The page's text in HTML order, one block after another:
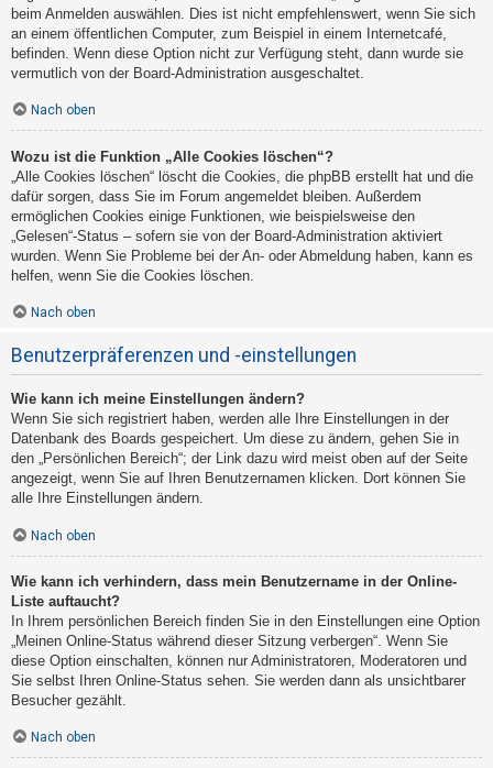
beim Anmelden auswählen. Dies ist nicht empfehlenswert, wenn Sie sich
an einem öffentlichen Computer, zum Beispiel in einem Internetcafé,
befinden. Wenn diese Option nicht zur Verfügung steht, dann wurde sie
vermutlich von der Board-Administration ausgeschaltet.
Nach oben
Wozu ist die Funktion „Alle Cookies löschen“?
„Alle Cookies löschen“ löscht die Cookies, die phpBB erstellt hat und die
dafür sorgen, dass Sie im Forum angemeldet bleiben. Außerdem
ermöglichen Cookies einige Funktionen, wie beispielsweise den
„Gelesen“-Status – sofern sie von der Board-Administration aktiviert
wurden. Wenn Sie Probleme bei der An- oder Abmeldung haben, kann es
helfen, wenn Sie die Cookies löschen.
Nach oben
Benutzerpräferenzen und -einstellungen
Wie kann ich meine Einstellungen ändern?
Wenn Sie sich registriert haben, werden alle Ihre Einstellungen in der
Datenbank des Boards gespeichert. Um diese zu ändern, gehen Sie in
den „Persönlichen Bereich“; der Link dazu wird meist oben auf der Seite
angezeigt, wenn Sie auf Ihren Benutzernamen klicken. Dort können Sie
alle Ihre Einstellungen ändern.
Nach oben
Wie kann ich verhindern, dass mein Benutzername in der Online-
Liste auftaucht?
In Ihrem persönlichen Bereich finden Sie in den Einstellungen eine Option
„Meinen Online-Status während dieser Sitzung verbergen“. Wenn Sie
diese Option einschalten, können nur Administratoren, Moderatoren und
Sie selbst Ihren Online-Status sehen. Sie werden dann als unsichtbarer
Besucher gezählt.
Nach oben